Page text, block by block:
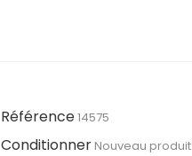
Référence14575
Conditionner Nouveau produit